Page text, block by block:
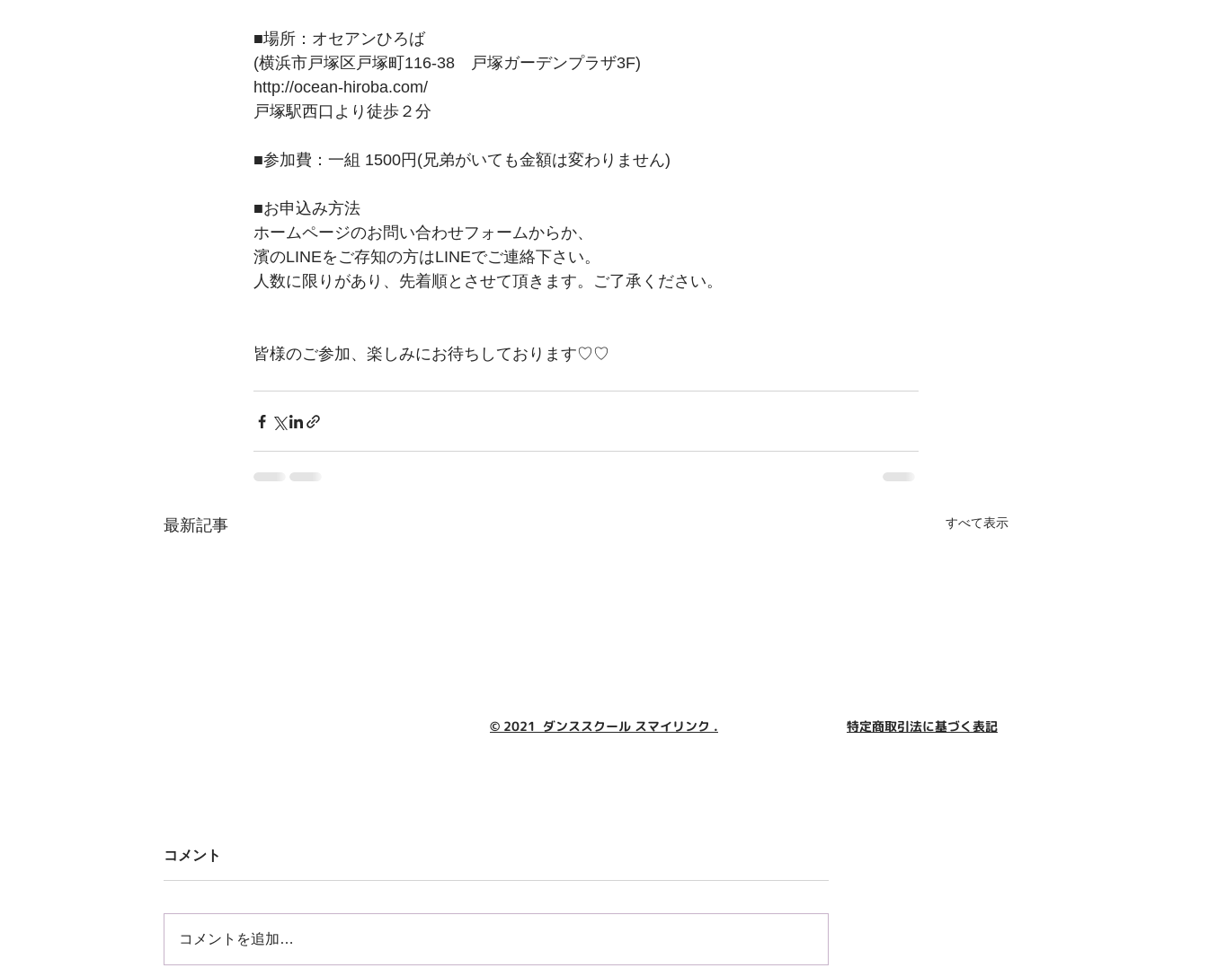
■場所：オセアンひろば
(横浜市戸塚区戸塚町116-38　戸塚ガーデンプラザ3F)
http://ocean-hiroba.com/
​戸塚駅西口より徒歩２分
■参加費：一組 1500円(兄弟がいても金額は変わりません)
■お申込み方法
ホームページのお問い合わせフォームからか、
濱のLINEをご存知の方はLINEでご連絡下さい。
人数に限りがあり、先着順とさせて頂きます。ご了承ください。
皆様のご参加、楽しみにお待ちしております♡♡
最新記事 すべて表示
コメント
コメントを追加…
© 2021 ダンススクール スマイリンク . 特定商取引法に基づく表記